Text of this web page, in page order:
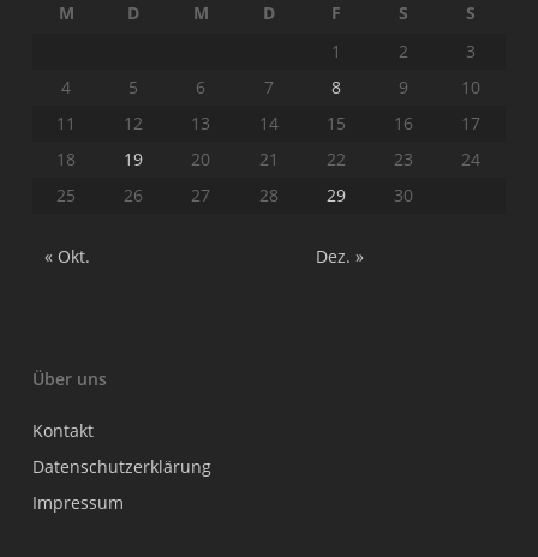
M
D M D F S
S
1
2
3
4
5 6 7 8 9
10
11
12 13 14 15 16
17
18
19 20 21 22 23
24
25
26 27 28 29 30
« Okt. Dez. »
Über uns
Kontakt
Datenschutzerklärung
Impressum